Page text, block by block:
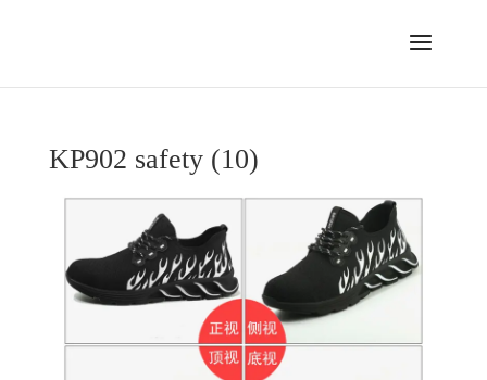
KP902 safety (10)